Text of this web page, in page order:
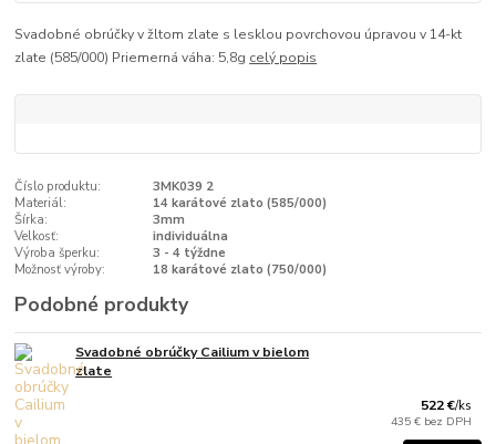
Svadobné obrúčky v žltom zlate s lesklou povrchovou úpravou v 14-kt
zlate (585/000) Priemerná váha: 5,8g celý popis
Číslo produktu:
3MK039 2
Materiál:
14 karátové zlato (585/000)
Šírka:
3mm
Velkosť:
individuálna
Výroba šperku:
3 - 4 týždne
Možnosť výroby:
18 karátové zlato (750/000)
Podobné produkty
Svadobné obrúčky Cailium v bielom
zlate
522 €/ks
435 € bez DPH